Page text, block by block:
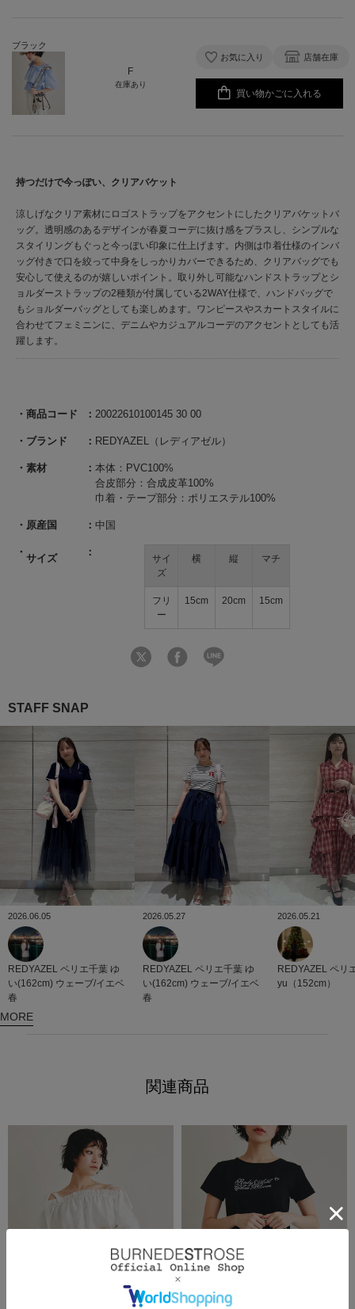
商品コード 20022610100145 30 00
ブランド REDYAZEL（レディアゼル）
素材
本体：PVC100%
合皮部分：合成皮革100%
巾着・テープ部分：ポリエステル100%
原産国 中国
サイズ
サイ
ズ
横 縦 マチ
フリ
ー
15cm 20cm 15cm
ブラック
F
在庫あり
お気に入り 店舗在庫
買い物かごに入れる
STAFF SNAP
2026.06.05
REDYAZEL ペリエ千葉 ゆ
い(162cm) ウェーブ/イエベ
春
2026.05.27
REDYAZEL ペリエ千葉 ゆ
い(162cm) ウェーブ/イエベ
春
2026.05.21
REDYAZEL ペリ
yu（152cm）
MORE
持つだけで今っぽい、クリアバケット
涼しげなクリア素材にロゴストラップをアクセントにしたクリアバケットバ
ッグ。透明感のあるデザインが春夏コーデに抜け感をプラスし、シンプルな
スタイリングもぐっと今っぽい印象に仕上げます。内側は巾着仕様のインバ
ッグ付きで口を絞って中身をしっかりカバーできるため、クリアバッグでも
安心して使えるのが嬉しいポイント。取り外し可能なハンドストラップとシ
ョルダーストラップの2種類が付属している2WAY仕様で、ハンドバッグで
もショルダーバッグとしても楽しめます。ワンピースやスカートスタイルに
合わせてフェミニンに、デニムやカジュアルコーデのアクセントとしても活
躍します。
関連商品